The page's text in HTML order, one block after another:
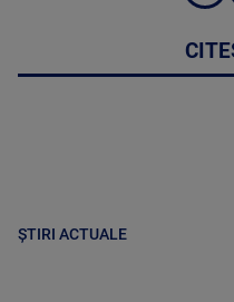
ȘTIRI ACTUALE